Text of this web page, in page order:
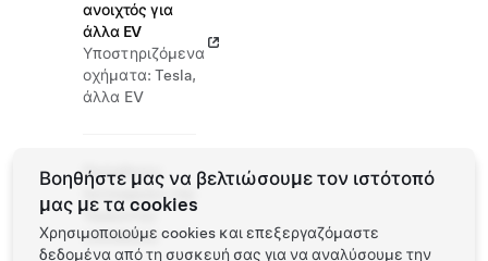
ανοιχτός για
άλλα EV
Υποστηριζόμενα
οχήματα: Tesla,
άλλα EV
Πρόσθετες
λειτουργίες της
Tesla στην
τοποθεσία
Βοηθήστε μας να βελτιώσουμε τον ιστότοπό
μας με τα cookies
Χρησιμοποιούμε cookies και επεξεργαζόμαστε
δεδομένα από τη συσκευή σας για να αναλύσουμε την